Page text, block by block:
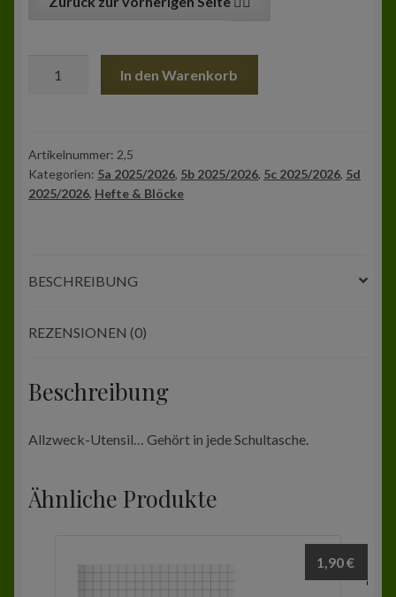
Menge
In den Warenkorb
Artikelnummer: 2,5
Kategorien: 5a 2025/2026, 5b 2025/2026, 5c 2025/2026, 5d
2025/2026, Hefte & Blöcke
BESCHREIBUNG
REZENSIONEN (0)
Beschreibung
Allzweck-Utensil… Gehört in jede Schultasche.
Ähnliche Produkte
1,90€